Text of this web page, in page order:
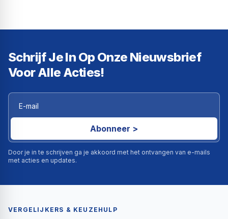
Schrijf Je In Op Onze Nieuwsbrief
Voor Alle Acties!
Abonneer >
Door je in te schrijven ga je akkoord met het ontvangen van e-mails
met acties en updates.
VERGELIJKERS & KEUZEHULP